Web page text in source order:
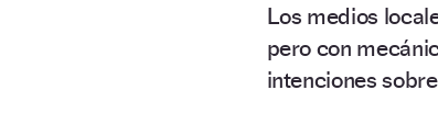
Los medios
pero con
intenciones